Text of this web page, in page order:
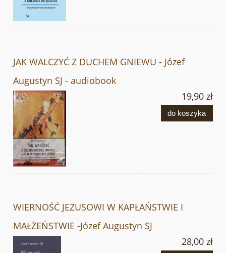
JAK WALCZYĆ Z DUCHEM GNIEWU - Józef
Augustyn SJ - audiobook
19,90 zł
do koszyka
WIERNOŚĆ JEZUSOWI W KAPŁAŃSTWIE I
MAŁŻEŃSTWIE -Józef Augustyn SJ
28,00 zł